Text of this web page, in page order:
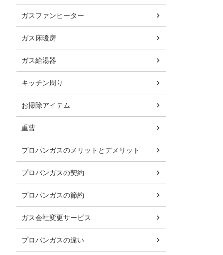
ガスファンヒーター
ガス床暖房
ガス給湯器
キッチン周り
お掃除アイテム
重曹
プロパンガスのメリットとデメリット
プロパンガスの契約
プロパンガスの節約
ガス会社変更サービス
プロパンガスの違い